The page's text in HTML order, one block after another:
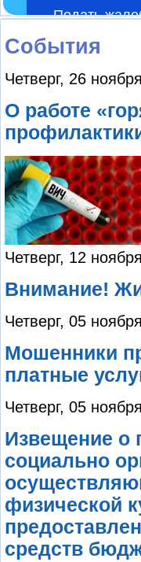
Подать
События
Четверг, 26
О работе
Четверг, 12
Внимание!
Четверг, 05
Мошенники
платные
Четверг, 05
Извещение о
социально
физической
средств